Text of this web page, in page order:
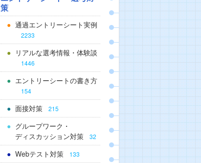
策
通過エントリーシート実例
2233
リアルな選考情報・体験談
1446
エントリーシートの書き方
154
面接対策 215
グループワーク・
ディスカッション対策
32
Webテスト対策 133